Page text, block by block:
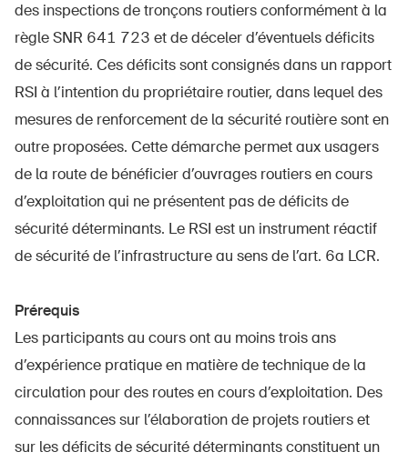
des inspections de tronçons routiers conformément à la
règle SNR 641 723 et de déceler d’éventuels déficits
de sécurité. Ces déficits sont consignés dans un rapport
RSI à l’intention du propriétaire routier, dans lequel des
mesures de renforcement de la sécurité routière sont en
outre proposées. Cette démarche permet aux usagers
de la route de bénéficier d’ouvrages routiers en cours
d’exploitation qui ne présentent pas de déficits de
sécurité déterminants. Le RSI est un instrument réactif
de sécurité de l’infrastructure au sens de l’art. 6a LCR.
Prérequis
Les participants au cours ont au moins trois ans
d’expérience pratique en matière de technique de la
circulation pour des routes en cours d’exploitation. Des
connaissances sur l’élaboration de projets routiers et
sur les déficits de sécurité déterminants constituent un